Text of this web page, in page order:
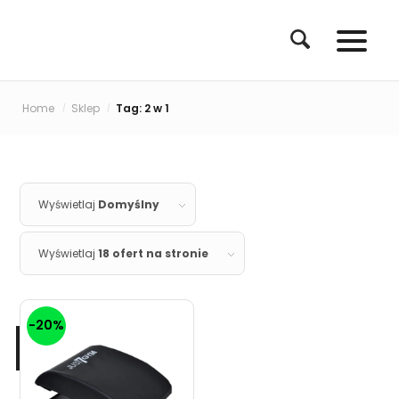
Home / Sklep / Tag: 2 w 1
Wyświetlaj Domyślny
Wyświetlaj18 ofert na stronie
-20%